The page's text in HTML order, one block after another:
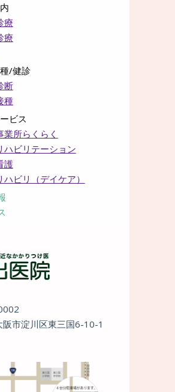
療
療
/健診
断
種
ビス
業所らくらく
ハビリテーション
護
ハビリ（デイケア）
阪市淀川区東三国6-10-1